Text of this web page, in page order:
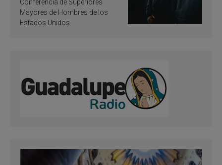
Conferencia de Superiores
Mayores de Hombres de los
Estados Unidos